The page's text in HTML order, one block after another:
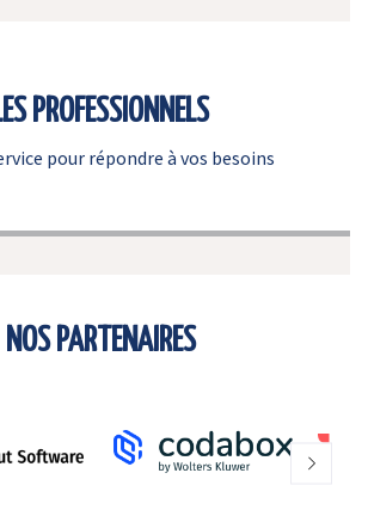
PROFESSIONNELS
pour répondre à vos besoins
NOS PARTENAIRES